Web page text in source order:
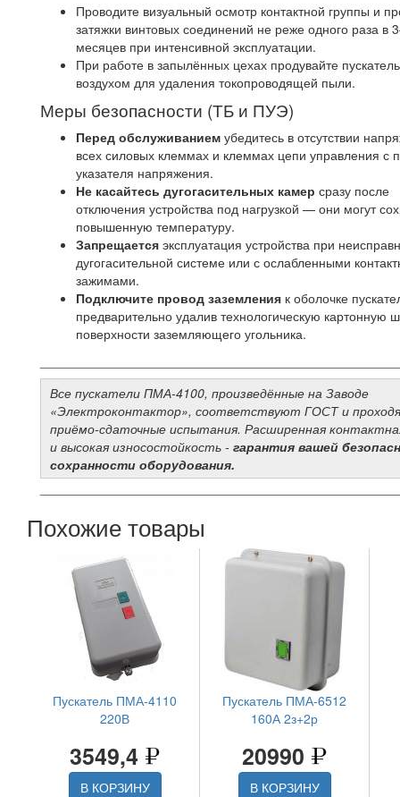
Проводите визуальный осмотр контактной группы и
затяжки винтовых соединений не реже одного раза в
месяцев при интенсивной эксплуатации.
При работе в запылённых цехах продувайте
воздухом для удаления токопроводящей пыли.
Меры безопасности (ТБ и ПУЭ)
Перед обслуживанием убедитесь в отсутствии
всех силовых клеммах и клеммах цепи управления
указателя напряжения.
Не касайтесь дугогасительных камер сразу после
отключения устройства под нагрузкой — они могут
повышенную температуру.
Запрещается эксплуатация устройства при
дугогасительной системе или с ослабленными
зажимами.
Подключите провод заземления к оболочке
предварительно удалив технологическую картонную
поверхности заземляющего угольника.
Все пускатели ПМА-4100, произведённые на Заводе
«Электроконтактор», соответствуют ГОСТ и
приёмо-сдаточные испытания. Расширенная
и высокая износостойкость - гарантия вашей
сохранности оборудования.
Похожие товары
Пускатель ПМА-4110
220В
3549,4
В КОРЗИНУ
Пускатель ПМА-6512
160А 2з+2р
20990
В КОРЗИНУ